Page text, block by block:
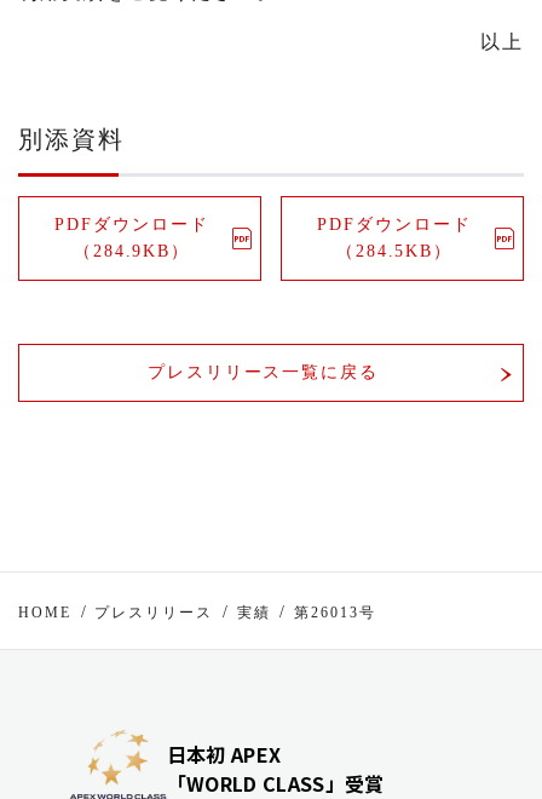
以上
別添資料
PDFダウンロード
（284.9KB）
PDFダウンロード
（284.5KB）
プレスリリース一覧に戻る
HOME プレスリリース 実績 第26013号
日本初 APEX
「WORLD CLASS」受賞